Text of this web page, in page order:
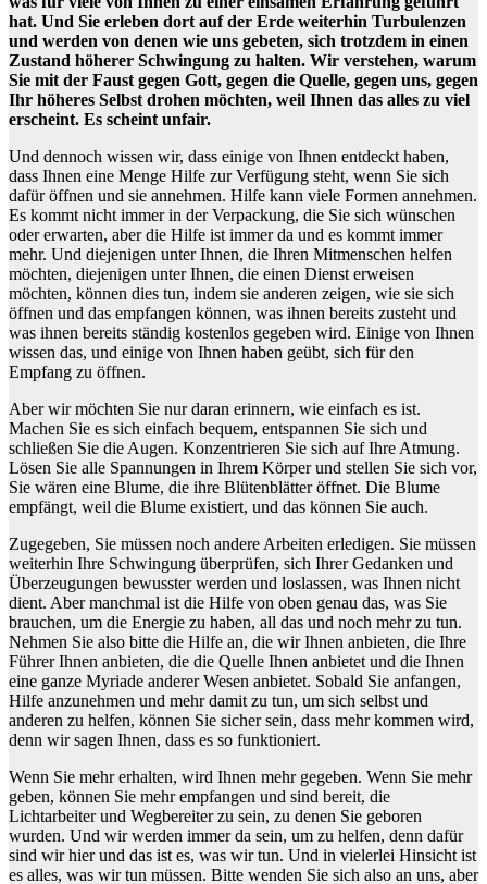
hat. Und Sie erleben dort auf der Erde weiterhin Turbulenzen
und werden von denen wie uns gebeten, sich trotzdem in einen
Zustand höherer Schwingung zu halten. Wir verstehen, warum
Sie mit der Faust gegen Gott, gegen die Quelle, gegen uns, gegen
Ihr höheres Selbst drohen möchten, weil Ihnen das alles zu viel
erscheint. Es scheint unfair.
Und dennoch wissen wir, dass einige von Ihnen entdeckt haben,
dass Ihnen eine Menge Hilfe zur Verfügung steht, wenn Sie sich
dafür öffnen und sie annehmen. Hilfe kann viele Formen annehmen.
Es kommt nicht immer in der Verpackung, die Sie sich wünschen
oder erwarten, aber die Hilfe ist immer da und es kommt immer
mehr. Und diejenigen unter Ihnen, die Ihren Mitmenschen helfen
möchten, diejenigen unter Ihnen, die einen Dienst erweisen
möchten, können dies tun, indem sie anderen zeigen, wie sie sich
öffnen und das empfangen können, was ihnen bereits zusteht und
was ihnen bereits ständig kostenlos gegeben wird. Einige von Ihnen
wissen das, und einige von Ihnen haben geübt, sich für den
Empfang zu öffnen.
Aber wir möchten Sie nur daran erinnern, wie einfach es ist.
Machen Sie es sich einfach bequem, entspannen Sie sich und
schließen Sie die Augen. Konzentrieren Sie sich auf Ihre Atmung.
Lösen Sie alle Spannungen in Ihrem Körper und stellen Sie sich vor,
Sie wären eine Blume, die ihre Blütenblätter öffnet. Die Blume
empfängt, weil die Blume existiert, und das können Sie auch.
Zugegeben, Sie müssen noch andere Arbeiten erledigen. Sie müssen
weiterhin Ihre Schwingung überprüfen, sich Ihrer Gedanken und
Überzeugungen bewusster werden und loslassen, was Ihnen nicht
dient. Aber manchmal ist die Hilfe von oben genau das, was Sie
brauchen, um die Energie zu haben, all das und noch mehr zu tun.
Nehmen Sie also bitte die Hilfe an, die wir Ihnen anbieten, die Ihre
Führer Ihnen anbieten, die die Quelle Ihnen anbietet und die Ihnen
eine ganze Myriade anderer Wesen anbietet. Sobald Sie anfangen,
Hilfe anzunehmen und mehr damit zu tun, um sich selbst und
anderen zu helfen, können Sie sicher sein, dass mehr kommen wird,
denn wir sagen Ihnen, dass es so funktioniert.
Wenn Sie mehr erhalten, wird Ihnen mehr gegeben. Wenn Sie mehr
geben, können Sie mehr empfangen und sind bereit, die
Lichtarbeiter und Wegbereiter zu sein, zu denen Sie geboren
wurden. Und wir werden immer da sein, um zu helfen, denn dafür
sind wir hier und das ist es, was wir tun. Und in vielerlei Hinsicht ist
es alles, was wir tun müssen. Bitte wenden Sie sich also an uns, aber